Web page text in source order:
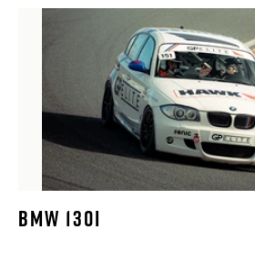
BMW 130I